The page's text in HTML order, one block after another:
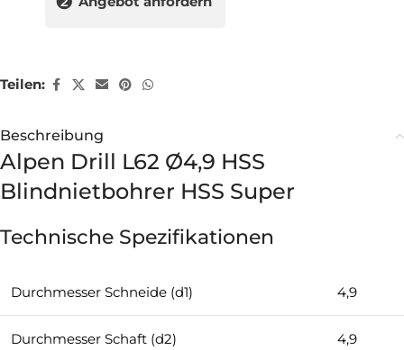
Teilen:
Beschreibung
Alpen Drill L62 Ø4,9 HSS
Blindnietbohrer HSS Super
Technische Spezifikationen
Durchmesser Schneide (d1) 4,9
Durchmesser Schaft (d2) 4,9